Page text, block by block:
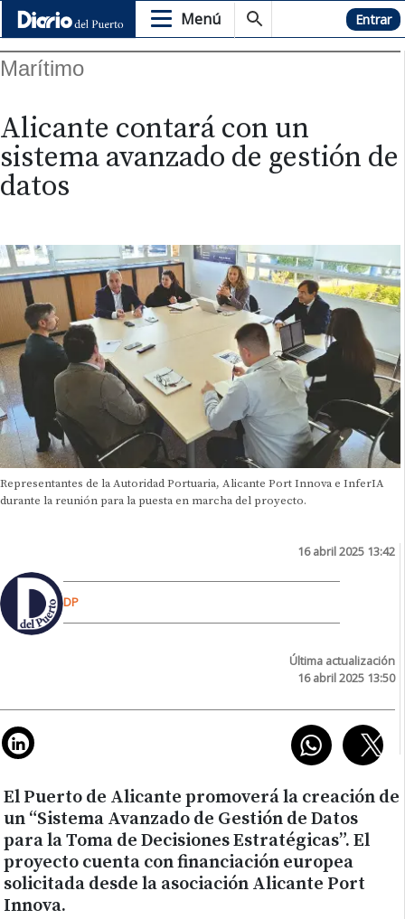
Menú Hemeroteca Entrar
Marítimo
Alicante contará con un
sistema avanzado de gestión de
datos
Representantes de la Autoridad Portuaria, Alicante Port Innova e InferIA
durante la reunión para la puesta en marcha del proyecto.
16 abril 2025 13:42
DP
Última actualización
16 abril 2025 13:50
El Puerto de Alicante promoverá la creación de
un “Sistema Avanzado de Gestión de Datos
para la Toma de Decisiones Estratégicas”. El
proyecto cuenta con financiación europea
solicitada desde la asociación Alicante Port
Innova.